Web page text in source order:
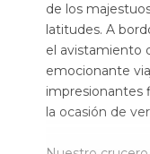
de los
latitudes. A
el avistamiento
emocionante
impresionantes
la ocasión de